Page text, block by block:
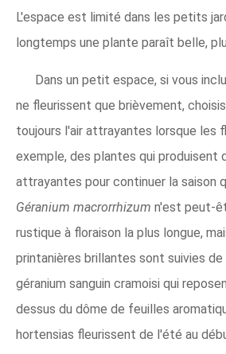
L'espace est limité dans les petits
longtemps une plante paraît belle,
Dans un petit espace, si vous
ne fleurissent que brièvement,
toujours l'air attrayantes lorsque les
exemple, des plantes qui produisent
attrayantes pour continuer la saison
Géranium macrorrhizum n'est peut-
rustique à floraison la plus longue,
printanières brillantes sont suivies
géranium sanguin cramoisi qui
dessus du dôme de feuilles
hortensias fleurissent de l'été au